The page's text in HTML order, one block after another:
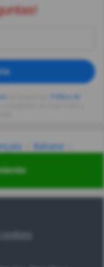
Italiano
汉语